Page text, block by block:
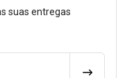
suas entregas